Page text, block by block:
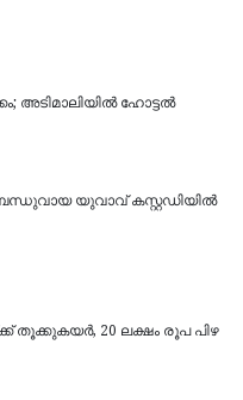
അടിമാലിയിൽ ഹോട്ടല്‍
യുവാവ് കസ്റ്റഡിയില്‍
തൂക്കുകയർ, 20 ലക്ഷം രൂപ പിഴ